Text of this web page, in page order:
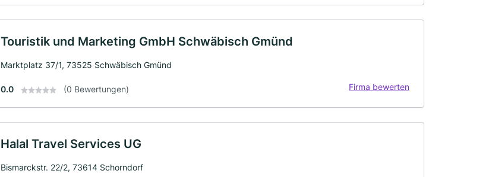
Touristik und Marketing GmbH Schwäbisch Gmünd
Marktplatz 37/1, 73525 Schwäbisch Gmünd
0.0 (0 Bewertungen) Firma bewerten
Halal Travel Services UG
Bismarckstr. 22/2, 73614 Schorndorf